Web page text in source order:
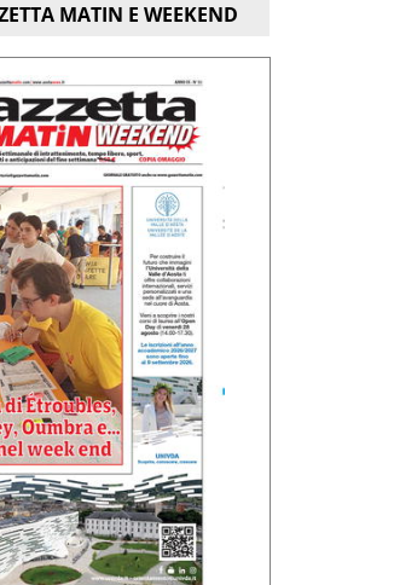
MATIN E WEEKEND